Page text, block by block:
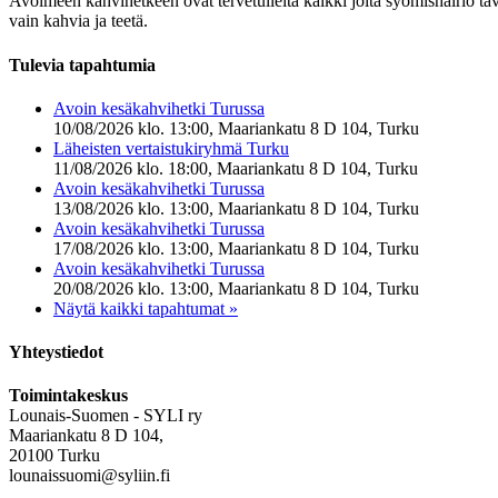
vain kahvia ja teetä.
Tulevia tapahtumia
Avoin kesäkahvihetki Turussa
10/08/2026 klo. 13:00, Maariankatu 8 D 104, Turku
Läheisten vertaistukiryhmä Turku
11/08/2026 klo. 18:00, Maariankatu 8 D 104, Turku
Avoin kesäkahvihetki Turussa
13/08/2026 klo. 13:00, Maariankatu 8 D 104, Turku
Avoin kesäkahvihetki Turussa
17/08/2026 klo. 13:00, Maariankatu 8 D 104, Turku
Avoin kesäkahvihetki Turussa
20/08/2026 klo. 13:00, Maariankatu 8 D 104, Turku
Näytä kaikki tapahtumat »
Yhteystiedot
Toimintakeskus
Lounais-Suomen - SYLI ry
Maariankatu 8 D 104,
20100 Turku
lounaissuomi@syliin.fi